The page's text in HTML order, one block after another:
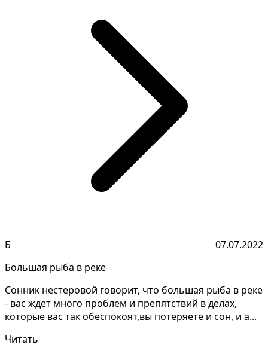
Б
07.07.2022
Большая рыба в реке
Сонник нестеровой говорит, что большая рыба в реке
- вас ждет много проблем и препятствий в делах,
которые вас так обеспокоят,вы потеряете и сон, и а...
Читать